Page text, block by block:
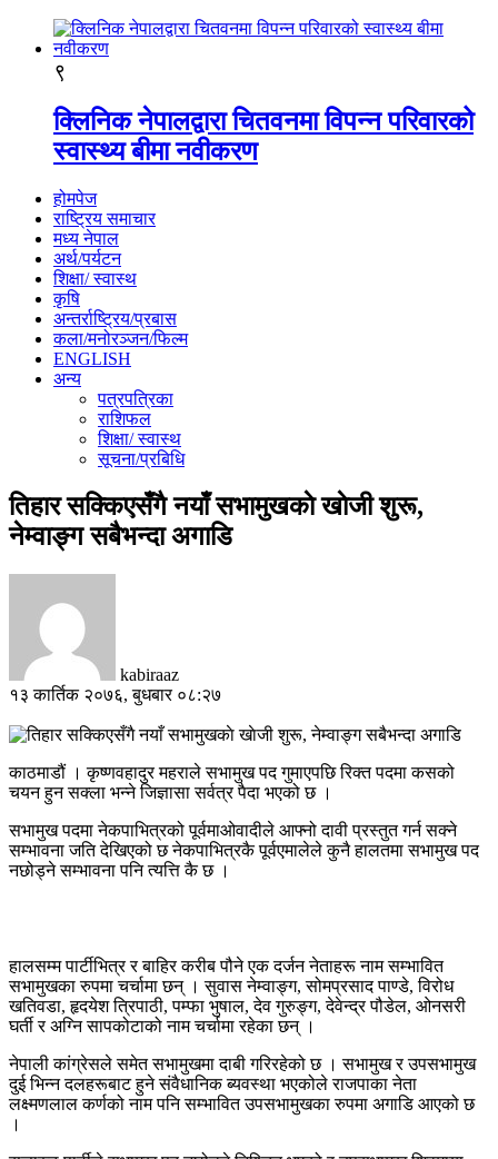
९
क्लिनिक नेपालद्वारा चितवनमा विपन्न परिवारको
स्वास्थ्य बीमा नवीकरण
होमपेज
राष्ट्रिय समाचार
मध्य नेपाल
अर्थ/पर्यटन
शिक्षा/ स्वास्थ
कृषि
अन्तर्राष्ट्रिय/प्रबास
कला/मनोरञ्जन/फिल्म
ENGLISH
अन्य
पत्रपत्रिका
राशिफल
शिक्षा/ स्वास्थ
सूचना/प्रबिधि
तिहार सक्किएसँगै नयाँ सभामुखकाे खाेजी शुरू,
नेम्वाङ्ग सबैभन्दा अगाडि
kabiraaz
१३ कार्तिक २०७६, बुधबार ०८:२७
काठमाडौं । कृष्णवहादुर महराले सभामुख पद गुमाएपछि रिक्त पदमा कसको
चयन हुन सक्ला भन्ने जिज्ञासा सर्वत्र पैदा भएको छ ।
सभामुख पदमा नेकपाभित्रको पूर्वमाओवादीले आफ्नो दावी प्रस्तुत गर्न सक्ने
सम्भावना जति देखिएको छ नेकपाभित्रकै पूर्वएमालेले कुनै हालतमा सभामुख पद
नछोड्ने सम्भावना पनि त्यत्ति कै छ ।
हालसम्म पार्टीभित्र र बाहिर करीब पौने एक दर्जन नेताहरू नाम सम्भावित
सभामुखका रुपमा चर्चामा छन् । सुवास नेम्वाङ्ग, सोमप्रसाद पाण्डे, विरोध
खतिवडा, हृदयेश त्रिपाठी, पम्फा भुषाल, देव गुरुङ्ग, देवेन्द्र पौडेल, ओनसरी
घर्ती र अग्नि सापकोटाको नाम चर्चामा रहेका छन् ।
नेपाली कांग्रेसले समेत सभामुखमा दाबी गरिरहेको छ । सभामुख र उपसभामुख
दुई भिन्न दलहरूबाट हुने संवैधानिक ब्यवस्था भएकोले राजपाका नेता
लक्ष्मणलाल कर्णको नाम पनि सम्भावित उपसभामुखका रुपमा अगाडि आएको छ
।